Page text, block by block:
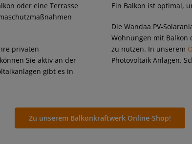
oder eine Terrasse
privaten
Sie aktiv an der
gibt es in
Ein Balkon ist optimal,
Die Wandaa PV-
Wohnungen mit Balkon
zu nutzen. In unserem
Photovoltaik Anlagen.
Zu unserem Balkonkraftwerk Online-Shop!